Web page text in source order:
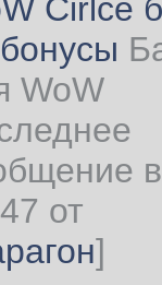
Cirlce
WoW
в
от
]